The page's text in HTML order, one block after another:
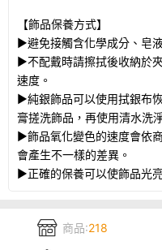
【飾品保養方式】
▶避免接觸含化學成分、皂
▶不配戴時請擦拭後收納於
速度。
▶純銀飾品可以使用拭銀布
膏搓洗飾品，再使用清水洗
▶飾品氧化變色的速度會依
會產生不一樣的差異。
▶正確的保養可以使飾品光
商品:218